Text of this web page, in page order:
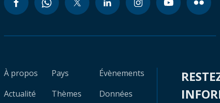
À propos
Actualité
Pays
Thèmes
Évènements
Données